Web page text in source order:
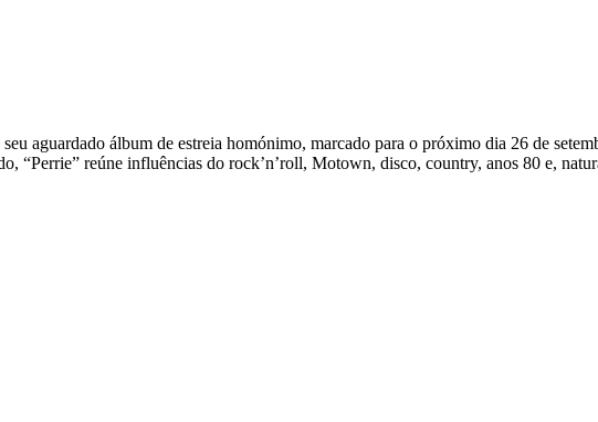
aguardado álbum de estreia homónimo, marcado para o próximo dia 26 de
“Perrie” reúne influências do rock’n’roll, Motown, disco, country, anos 80 e,